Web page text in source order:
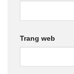
Trang web